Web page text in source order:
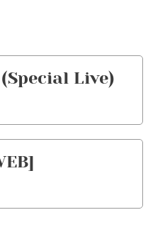
Live)